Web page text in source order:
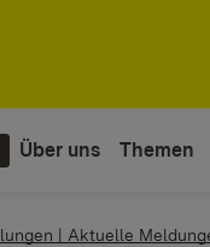
Über uns Themen
| Aktuelle